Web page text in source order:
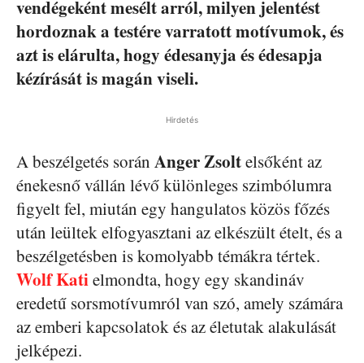
vendégeként mesélt arról, milyen jelentést
hordoznak a testére varratott motívumok, és
azt is elárulta, hogy édesanyja és édesapja
kézírását is magán viseli.
Hirdetés
A beszélgetés során Anger Zsoltelsőként az
énekesnő vállán lévő különleges szimbólumra
figyelt fel, miután egy hangulatos közös főzés
után leültek elfogyasztani az elkészült ételt, és a
beszélgetésben is komolyabb témákra tértek.
Wolf Katielmondta, hogy egy skandináv
eredetű sorsmotívumról van szó, amely számára
az emberi kapcsolatok és az életutak alakulását
jelképezi.